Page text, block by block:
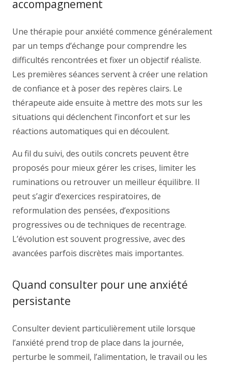
accompagnement
Une thérapie pour anxiété commence généralement
par un temps d’échange pour comprendre les
difficultés rencontrées et fixer un objectif réaliste.
Les premières séances servent à créer une relation
de confiance et à poser des repères clairs. Le
thérapeute aide ensuite à mettre des mots sur les
situations qui déclenchent l’inconfort et sur les
réactions automatiques qui en découlent.
Au fil du suivi, des outils concrets peuvent être
proposés pour mieux gérer les crises, limiter les
ruminations ou retrouver un meilleur équilibre. Il
peut s’agir d’exercices respiratoires, de
reformulation des pensées, d’expositions
progressives ou de techniques de recentrage.
L’évolution est souvent progressive, avec des
avancées parfois discrètes mais importantes.
Quand consulter pour une anxiété
persistante
Consulter devient particulièrement utile lorsque
l’anxiété prend trop de place dans la journée,
perturbe le sommeil, l’alimentation, le travail ou les